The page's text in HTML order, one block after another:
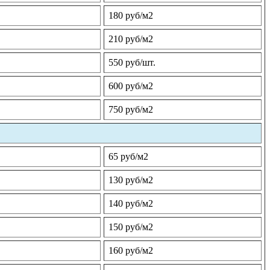
180 руб/м2
210 руб/м2
550 руб/шт.
600 руб/м2
750 руб/м2
65 руб/м2
130 руб/м2
140 руб/м2
150 руб/м2
160 руб/м2